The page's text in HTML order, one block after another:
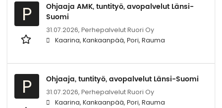
P
Ohjaaja AMK, tuntityö, avopalvelut Länsi-
Suomi
31.07.2026, Perhepalvelut Ruori Oy
Kaarina, Kankaanpää, Pori, Rauma
P Ohjaaja, tuntityö, avopalvelut Länsi-Suomi
31.07.2026, Perhepalvelut Ruori Oy
Kaarina, Kankaanpää, Pori, Rauma